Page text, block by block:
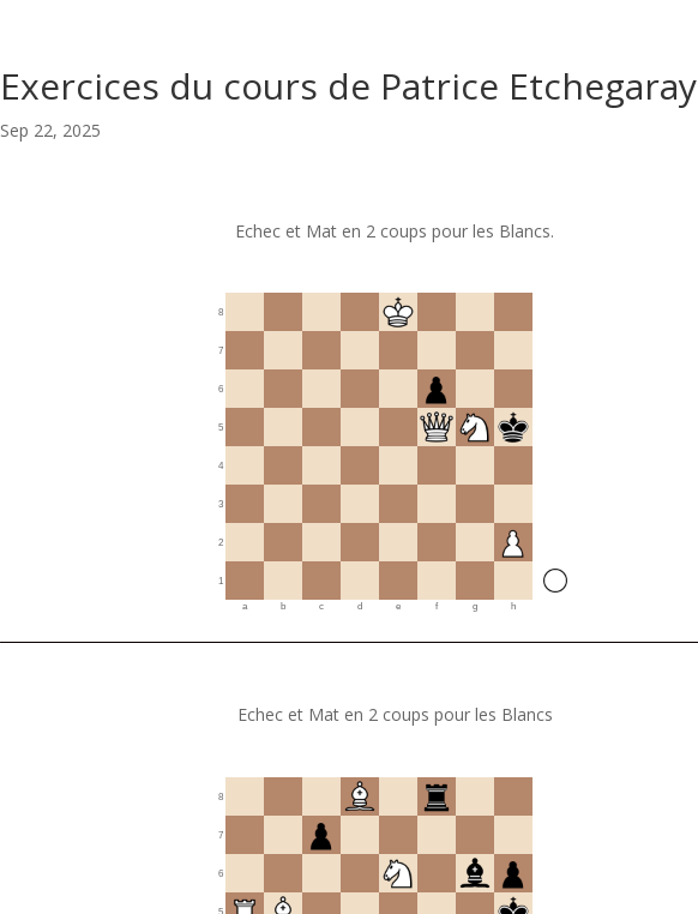
Exercices du cours de Patrice Etchegaray
Sep 22, 2025
Echec et Mat en 2 coups pour les Blancs.
1
2
3
4
5
6
7
8
a b c d e f g h
Echec et Mat en 2 coups pour les Blancs
5
6
7
8